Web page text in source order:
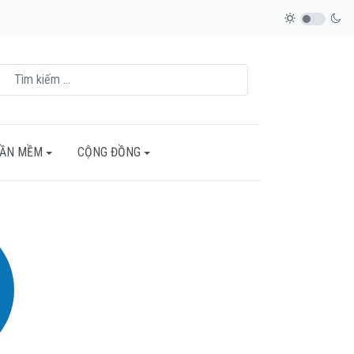
MỀM CỘNG ĐỒNG